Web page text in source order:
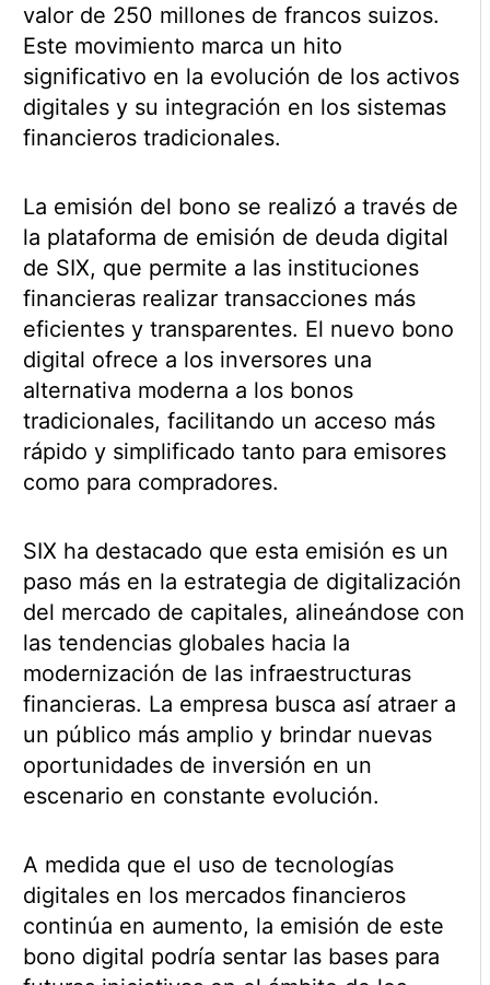
valor de 250 millones de francos suizos.
Este movimiento marca un hito
significativo en la evolución de los activos
digitales y su integración en los sistemas
financieros tradicionales.
La emisión del bono se realizó a través de
la plataforma de emisión de deuda digital
de SIX, que permite a las instituciones
financieras realizar transacciones más
eficientes y transparentes. El nuevo bono
digital ofrece a los inversores una
alternativa moderna a los bonos
tradicionales, facilitando un acceso más
rápido y simplificado tanto para emisores
como para compradores.
SIX ha destacado que esta emisión es un
paso más en la estrategia de digitalización
del mercado de capitales, alineándose con
las tendencias globales hacia la
modernización de las infraestructuras
financieras. La empresa busca así atraer a
un público más amplio y brindar nuevas
oportunidades de inversión en un
escenario en constante evolución.
A medida que el uso de tecnologías
digitales en los mercados financieros
continúa en aumento, la emisión de este
bono digital podría sentar las bases para